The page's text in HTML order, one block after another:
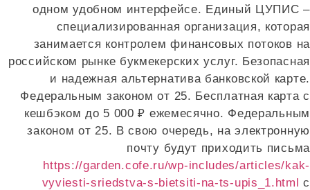
одном удобном интерфейсе. Единый ЦУПИС –
специализированная организация, которая
занимается контролем финансовых потоков на
российском рынке букмекерских услуг. Безопасная
и надежная альтернатива банковской карте.
Федеральным законом от 25. Бесплатная карта с
кешбэком до 5 000 ₽ ежемесячно. Федеральным
законом от 25. В свою очередь, на электронную
почту будут приходить письма
https://garden.cofe.ru/wp-includes/articles/kak-
vyviesti-sriedstva-s-bietsiti-na-ts-upis_1.html с